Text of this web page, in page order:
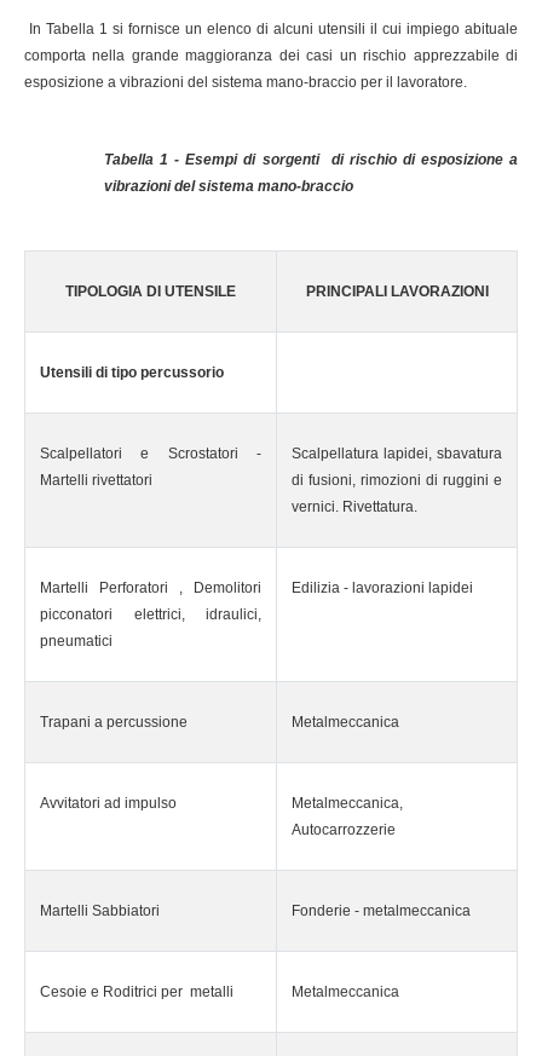
In Tabella 1 si fornisce un elenco di alcuni utensili il cui impiego abituale
comporta nella grande maggioranza dei casi un rischio apprezzabile di
esposizione a vibrazioni del sistema mano-braccio per il lavoratore.
Tabella 1 - Esempi di sorgenti di rischio di esposizione a
vibrazioni del sistema mano-braccio
TIPOLOGIA DI UTENSILE PRINCIPALI LAVORAZIONI
Utensili di tipo percussorio
Scalpellatori e Scrostatori -
Martelli rivettatori
Scalpellatura lapidei, sbavatura
di fusioni, rimozioni di ruggini e
vernici. Rivettatura.
Martelli Perforatori , Demolitori
picconatori elettrici, idraulici,
pneumatici
Edilizia - lavorazioni lapidei
Trapani a percussione Metalmeccanica
Avvitatori ad impulso
Metalmeccanica,
Autocarrozzerie
Martelli Sabbiatori Fonderie - metalmeccanica
Cesoie e Roditrici per metalli Metalmeccanica